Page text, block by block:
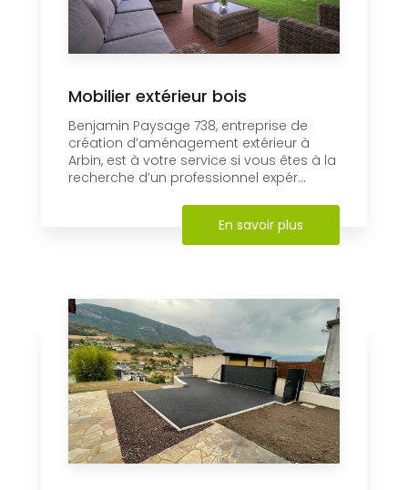
Mobilier extérieur bois
Benjamin Paysage 738, entreprise de
création d’aménagement extérieur à
Arbin, est à votre service si vous êtes à la
recherche d’un professionnel expér...
En savoir plus